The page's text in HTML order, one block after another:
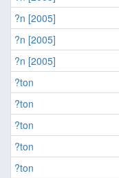
?n [2005]
?n [2005]
?n [2005]
?ton
?ton
?ton
?ton
?ton